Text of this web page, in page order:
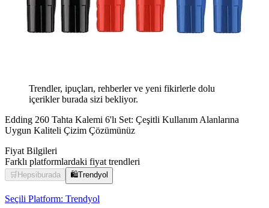
Trendler, ipuçları, rehberler ve yeni fikirlerle dolu
içerikler burada sizi bekliyor.
Edding 260 Tahta Kalemi 6'lı Set: Çeşitli Kullanım Alanlarına
Uygun Kaliteli Çizim Çözümünüz
Fiyat Bilgileri
Farklı platformlardaki fiyat trendleri
🛒 Hepsiburada 🛍️Trendyol
Seçili Platform: Trendyol